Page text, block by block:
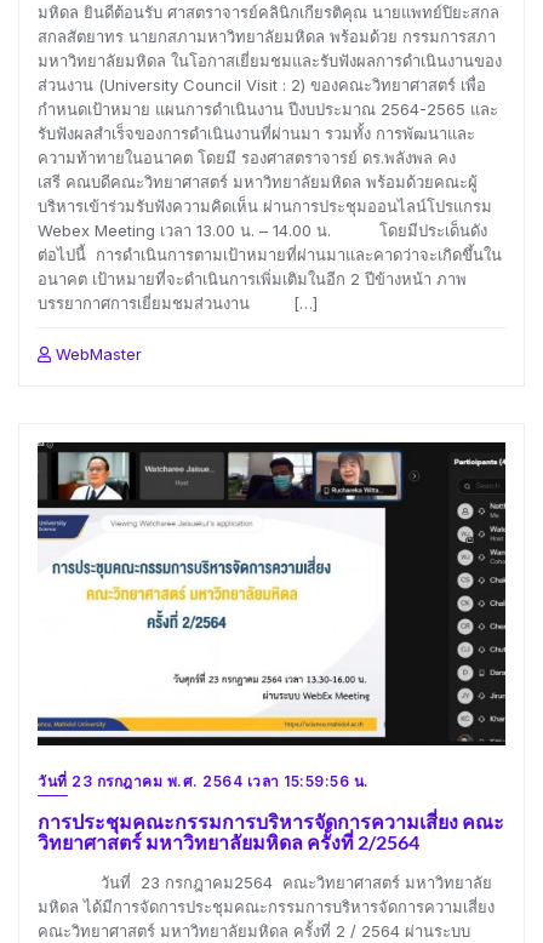
มหิดล ยินดีต้อนรับ ศาสตราจารย์คลินิกเกียรติคุณ นายแพทย์ปิยะสกล
สกลสัตยาทร นายกสภามหาวิทยาลัยมหิดล พร้อมด้วย กรรมการสภา
มหาวิทยาลัยมหิดล ในโอกาสเยี่ยมชมและรับฟังผลการดำเนินงานของ
ส่วนงาน (University Council Visit : 2) ของคณะวิทยาศาสตร์ เพื่อ
กำหนดเป้าหมาย แผนการดำเนินงาน ปีงบประมาณ 2564-2565 และ
รับฟังผลสำเร็จของการดำเนินงานที่ผ่านมา รวมทั้ง การพัฒนาและ
ความท้าทายในอนาคต โดยมี รองศาสตราจารย์ ดร.พลังพล คง
เสรี คณบดีคณะวิทยาศาสตร์ มหาวิทยาลัยมหิดล พร้อมด้วยคณะผู้
บริหารเข้าร่วมรับฟังความคิดเห็น ผ่านการประชุมออนไลน์โปรแกรม
Webex Meeting เวลา 13.00 น. – 14.00 น. โดยมีประเด็นดัง
ต่อไปนี้ การดำเนินการตามเป้าหมายที่ผ่านมาและคาดว่าจะเกิดขึ้นใน
อนาคต เป้าหมายที่จะดำเนินการเพิ่มเติมในอีก 2 ปีข้างหน้า ภาพ
บรรยากาศการเยี่ยมชมส่วนงาน […]
WebMaster
วันที่ 23 กรกฎาคม พ.ศ. 2564 เวลา 15:59:56 น.
การประชุมคณะกรรมการบริหารจัดการความเสี่ยง คณะ
วิทยาศาสตร์ มหาวิทยาลัยมหิดล ครั้งที่ 2/2564
วันที่ 23 กรกฎาคม2564 คณะวิทยาศาสตร์ มหาวิทยาลัย
มหิดล ได้มีการจัดการประชุมคณะกรรมการบริหารจัดการความเสี่ยง
คณะวิทยาศาสตร์ มหาวิทยาลัยมหิดล ครั้งที่ 2 / 2564 ผ่านระบบ